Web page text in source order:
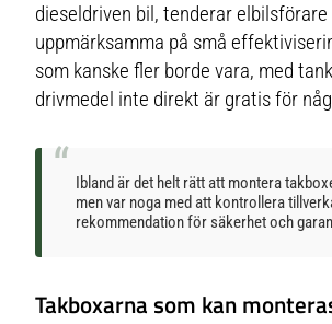
dieseldriven bil, tenderar
uppmärksamma på små
som kanske fler borde vara, med
drivmedel inte direkt är gratis för
Ibland är det helt rätt att montera
men var noga med att kontrollera
rekommendation för säkerhet och
Takboxarna som kan